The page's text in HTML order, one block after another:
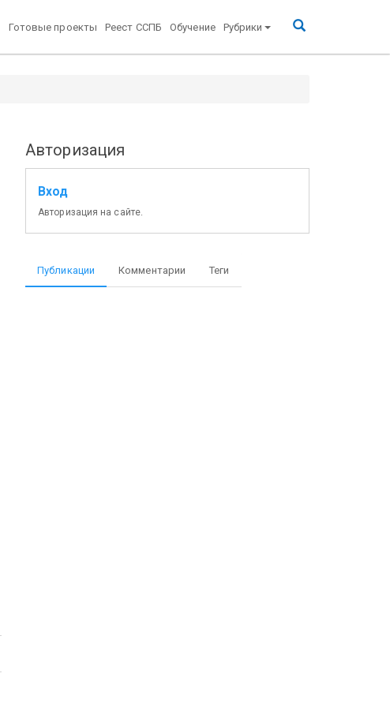
Готовые проекты Реест ССПБ Обучение Рубрики
Авторизация
Вход
Авторизация на сайте.
Публикации Комментарии Теги